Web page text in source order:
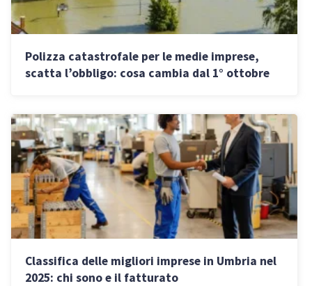
Polizza catastrofale per le medie imprese,
scatta l’obbligo: cosa cambia dal 1° ottobre
Classifica delle migliori imprese in Umbria nel
2025: chi sono e il fatturato